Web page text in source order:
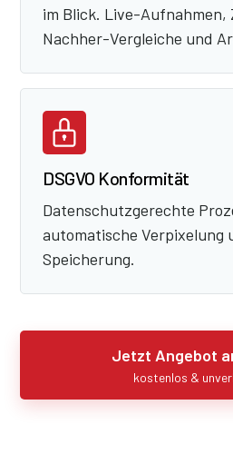
im Blick. Live-
Nachher-Vergleiche und
DSGVO Konformität
Datenschutzgerechte
automatische Verpixelung
Speicherung.
Jetzt Angebot
kostenlos &